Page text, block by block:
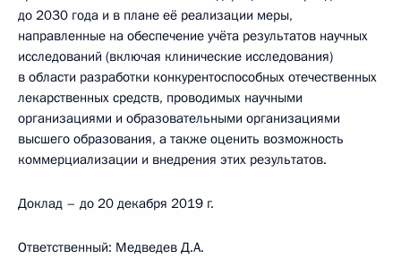
до 2030 года и в плане её реализации меры,
направленные на обеспечение учёта результатов научных
исследований (включая клинические исследования)
в области разработки конкурентоспособных отечественных
лекарственных средств, проводимых научными
организациями и образовательными организациями
высшего образования, а также оценить возможность
коммерциализации и внедрения этих результатов.
Доклад – до 20 декабря 2019 г.
Ответственный: Медведев Д.А.